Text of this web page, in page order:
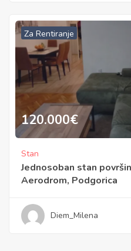
Za Rentiranje
120.000€
Stan
Jednosoban stan
Aerodrom, Podgorica
Diem_Milena